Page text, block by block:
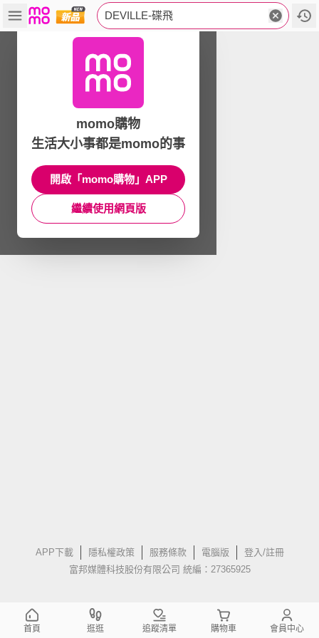
DEVILLE-碟飛
APP下載 隱私權政策 服務條款 電腦版
登入/註冊
富邦媒體科技股份有限公司 統編：27365925
momo購物
生活大小事都是momo的事
開啟「momo購物」APP
繼續使用網頁版
首頁 逛逛 追蹤清單 購物車 會員中心